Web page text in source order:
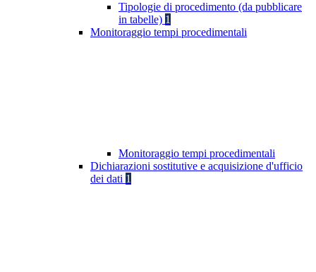
Tipologie di procedimento (da pubblicare
in tabelle) 1
Monitoraggio tempi procedimentali
Monitoraggio tempi procedimentali
Dichiarazioni sostitutive e acquisizione d'ufficio
dei dati 1